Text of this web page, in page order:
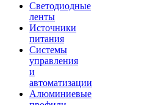
Светодиодные
ленты
Источники
питания
Системы
управления
и
автоматизации
Алюминиевые